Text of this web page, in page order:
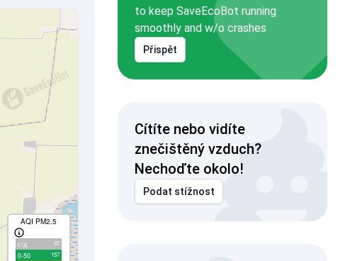
AQI PM2.5
с/д 97
0-50 157
to keep SaveEcoBot running
smoothly and w/o crashes
Přispět
Cítíte nebo vidíte
znečištěný vzduch?
Nechoďte okolo!
Podat stížnost